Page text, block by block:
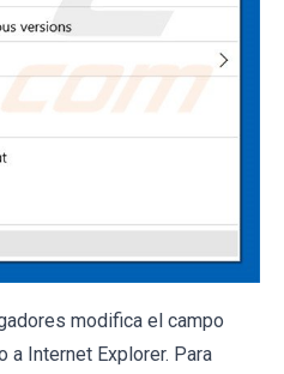
modifica el campo
a Internet Explorer. Para